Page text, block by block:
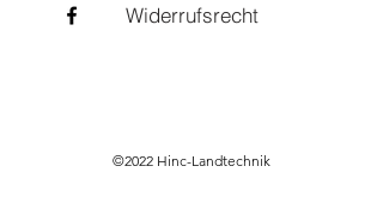
Widerrufsrecht
©2022 Hinc-Landtechnik